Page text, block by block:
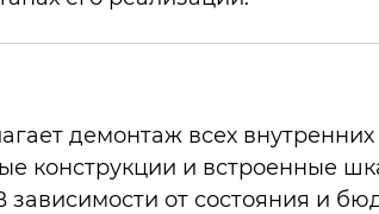
демонтаж всех внутренних
конструкции и встроенные
зависимости от состояния и